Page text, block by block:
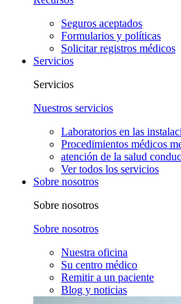
Seguros aceptados
Formularios y políticas
Solicitar registros médicos
Servicios
Servicios
Nuestros servicios
Laboratorios en las
Procedimientos médicos
atención de la salud
Ver todos los servicios
Sobre nosotros
Sobre nosotros
Sobre nosotros
Nuestra oficina
Su centro médico
Remitir a un paciente
Blog y noticias